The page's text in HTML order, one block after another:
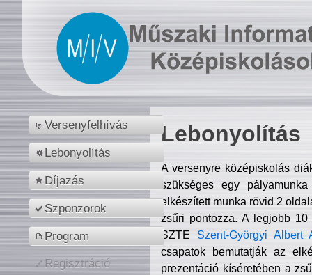
Versenyfelhívás
Lebonyolítás
Díjazás
Szponzorok
Program
Regisztráció
Lebonyolítás
A versenyre középiskolás
szükséges egy
elkészített munka rövid 2
zsűri pontozza. A legjobb
SZTE Szent-Györgyi Albert
csapatok bemutatják az
prezentáció kíséretében a